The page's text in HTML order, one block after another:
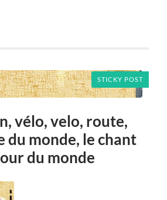
STICKY POST
vélo, velo, route,
du monde, le chant
du monde